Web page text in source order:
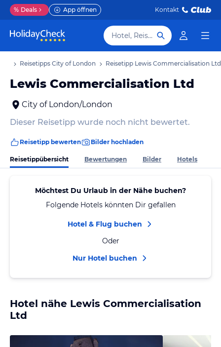
% Deals App öffnen Kontakt
Hotel, Reiseziel
Reisetipps City of London Reisetipp Lewis Commercialisation Ltd
Lewis Commercialisation Ltd
City of London/London
Dieser Reisetipp wurde noch nicht bewertet.
Reisetipp bewerten Bilder hochladen
Reisetippübersicht Bewertungen Bilder Hotels
Möchtest Du Urlaub in der Nähe buchen?
Folgende Hotels könnten Dir gefallen
Hotel & Flug buchen
Oder
Nur Hotel buchen
Hotel nähe Lewis Commercialisation
Ltd